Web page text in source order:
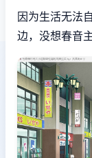
因为生活无法
边，没想春音